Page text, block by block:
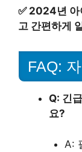
✅ 2024년 아
고 간편하게
FAQ:
Q: 긴
요?
A: